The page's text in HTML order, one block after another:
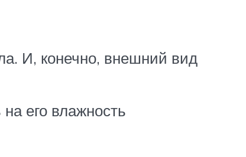
И, конечно, внешний вид
его влажность